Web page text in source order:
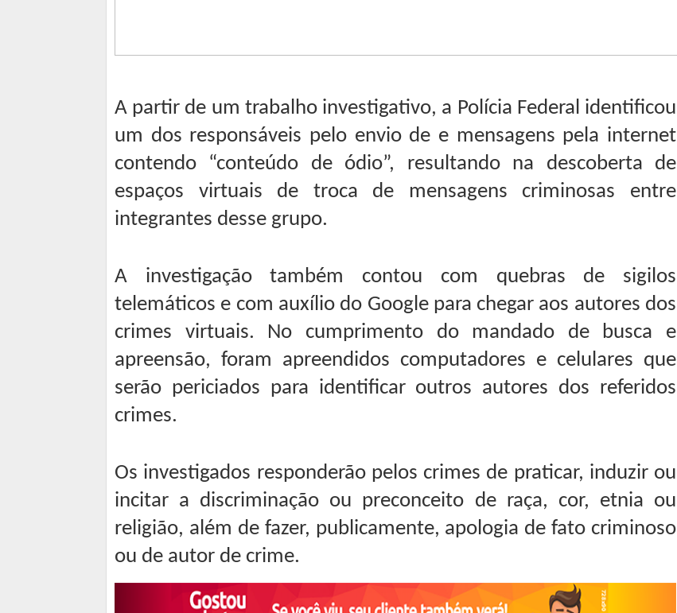
A partir de um trabalho investigativo, a Polícia Federal identificou
um dos responsáveis pelo envio de e mensagens pela internet
contendo “conteúdo de ódio”, resultando na descoberta de
espaços virtuais de troca de mensagens criminosas entre
integrantes desse grupo.
A investigação também contou com quebras de sigilos
telemáticos e com auxílio do Google para chegar aos autores dos
crimes virtuais. No cumprimento do mandado de busca e
apreensão, foram apreendidos computadores e celulares que
serão periciados para identificar outros autores dos referidos
crimes.
Os investigados responderão pelos crimes de praticar, induzir ou
incitar a discriminação ou preconceito de raça, cor, etnia ou
religião, além de fazer, publicamente, apologia de fato criminoso
ou de autor de crime.